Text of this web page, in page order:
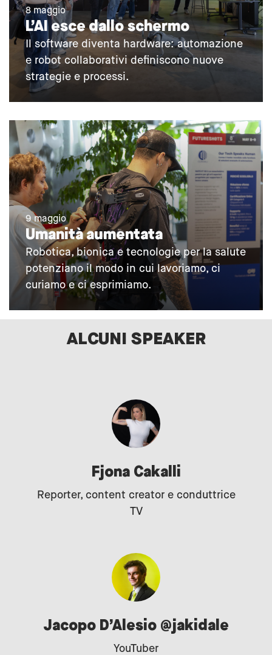
8 maggio
L’AI esce dallo schermo
Il software diventa hardware: automazione
e robot collaborativi definiscono nuove
strategie e processi.
9 maggio
Umanità aumentata
Robotica, bionica e tecnologie per la salute
potenziano il modo in cui lavoriamo, ci
curiamo e ci esprimiamo.
ALCUNI SPEAKER
Fjona Cakalli
Reporter, content creator e conduttrice
TV
Jacopo D’Alesio @jakidale
YouTuber